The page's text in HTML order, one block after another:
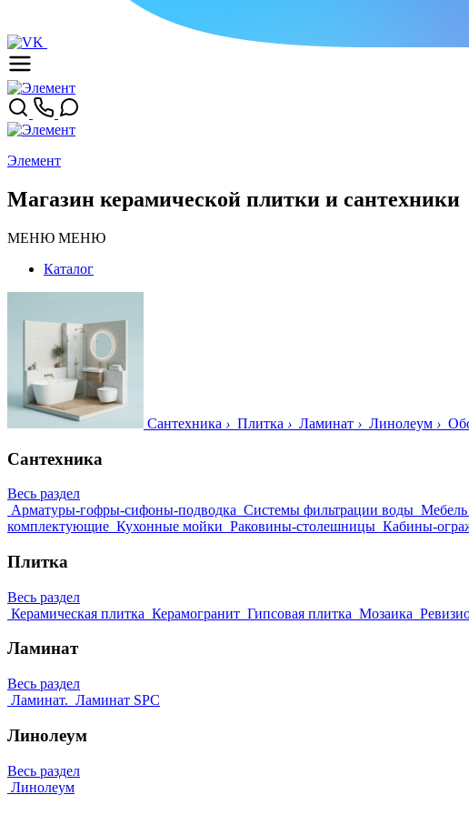
Элемент
Магазин керамической плитки и сантехники
МЕНЮ МЕНЮ
Каталог
Сантехника › Плитка › Ламинат › Линолеум ›
Сантехника
Весь раздел
Арматуры-гофры-сифоны-подводка Системы фильтрации воды
комплектующие Кухонные мойки Раковины-столешницы Кабины-
Плитка
Весь раздел
Керамическая плитка Керамогранит Гипсовая плитка Мозаика
Ламинат
Весь раздел
Ламинат. Ламинат SPC
Линолеум
Весь раздел
Линолеум